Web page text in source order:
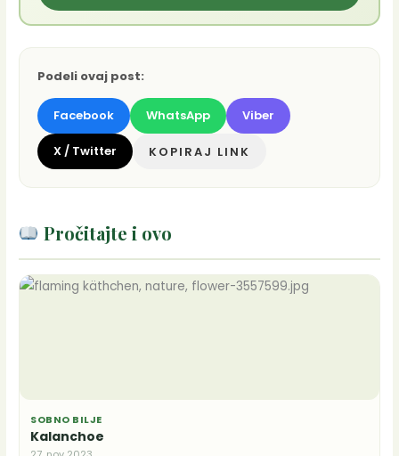
Podeli ovaj post:
Facebook WhatsApp Viber
X / Twitter KOPIRAJ LINK
Pročitajte i ovo
SOBNO BILJE
Kalanchoe